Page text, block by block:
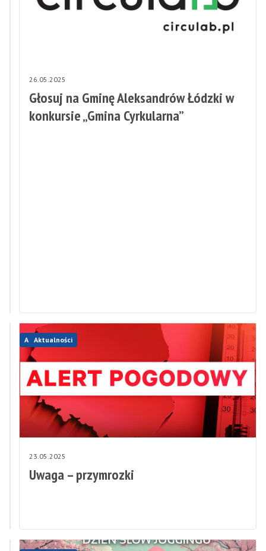
27.05.2025
Festiwal
„Polska
26.05.2025
Głosuj na Gminę Aleksandrów Łódzki w
konkursie „Gmina Cyrkularna”
Aktualności
26.05.2025
Uwaga
Aktualności
23.05.2025
Uwaga – przymrozki